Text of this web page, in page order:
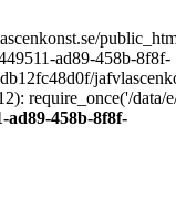
ad89-458b-8f8f-
require_once('/data/
ad89-458b-8f8f-